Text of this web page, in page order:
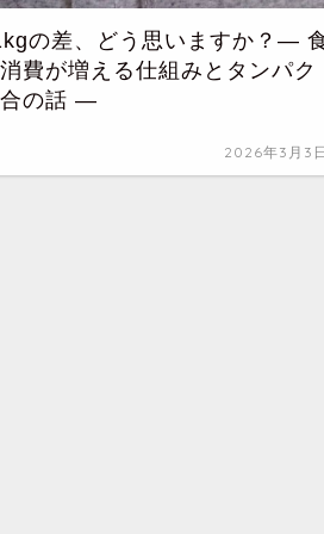
の差、どう思いますか？―
費が増える仕組みとタンパク
の話 ―
2026年3月3